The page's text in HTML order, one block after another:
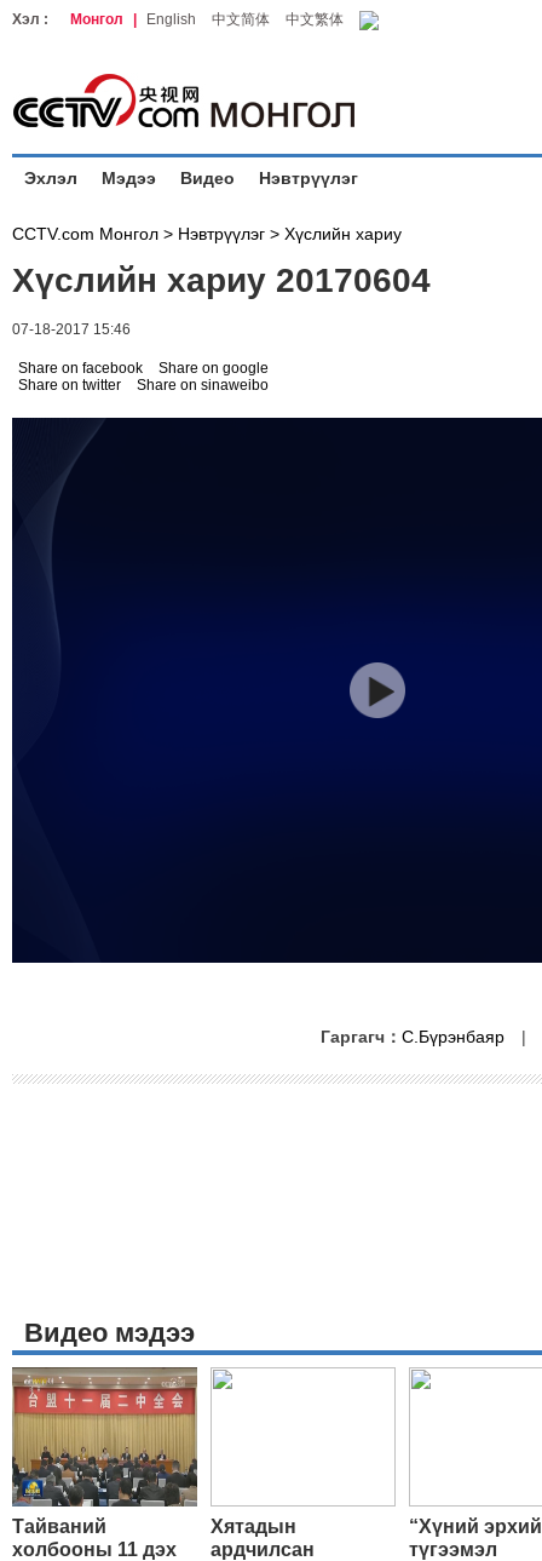
Хэл : Монгол English 中文简体 中文繁体
Эхлэл Мэдээ Видео Нэвтрүүлэг
CCTV.com Монгол > Нэвтрүүлэг > Хүслийн хариу
Хүслийн хариу 20170604
07-18-2017 15:46
Share on facebook
Share on google
Share on twitter
Share on sinaweibo
Гаргагч： С.Бүрэнбаяр |
Видео мэдээ
Тайваний
холбооны 11 дэх
Хятадын
ардчилсан
“Хүний
түгээмэл